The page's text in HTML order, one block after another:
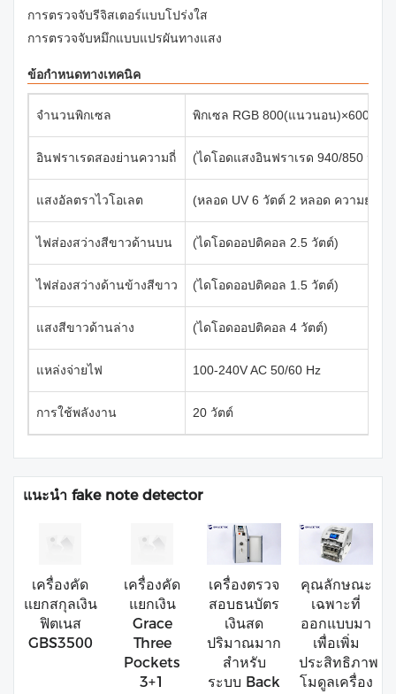
การตรวจจับรีจิสเตอร์แบบโปร่งใส
การตรวจจับหมึกแบบแปรผันทางแสง
ข้อกำหนดทางเทคนิค
จำนวนพิกเซล พิกเซล RGB 800(แนวนอน)×600(แน
อินฟราเรดสองย่านความถี่ (ไดโอดแสงอินฟราเรด 940/850 นาโ
แสงอัลตราไวโอเลต (หลอด UV 6 วัตต์ 2 หลอด ความยาว
ไฟส่องสว่างสีขาวด้านบน (ไดโอดออปติคอล 2.5 วัตต์)
ไฟส่องสว่างด้านข้างสีขาว (ไดโอดออปติคอล 1.5 วัตต์)
แสงสีขาวด้านล่าง (ไดโอดออปติคอล 4 วัตต์)
แหล่งจ่ายไฟ 100-240V AC 50/60 Hz
การใช้พลังงาน 20 วัตต์
แนะนำ fake note detector
เครื่องคัด
แยกสกุลเงิน
ฟิตเนส
GBS3500
เครื่องคัด
แยกเงิน
Grace
Three
Pockets
3+1
เครื่องตรวจ
สอบธนบัตร
เงินสด
ปริมาณมาก
สำหรับ
ระบบ Back
คุณลักษณะ
เฉพาะที่
ออกแบบมา
เพื่อเพิ่ม
ประสิทธิภาพ
โมดูลเครื่อง